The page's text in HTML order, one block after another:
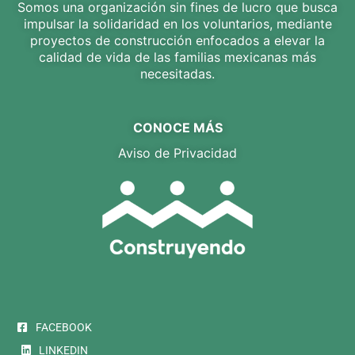
Somos una organización sin fines de lucro que busca
impulsar la solidaridad en los voluntarios, mediante
proyectos de construcción enfocados a elevar la
calidad de vida de las familias mexicanas más
necesitadas.
CONOCE MÁS
Aviso de Privacidad
FACEBOOK
LINKEDIN